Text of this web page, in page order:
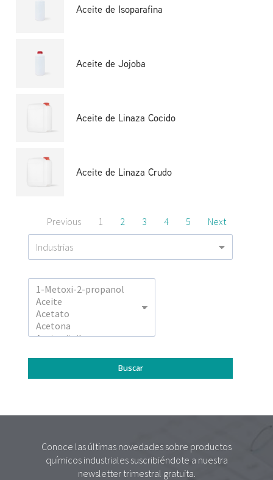
Aceite de Isoparafina
Aceite de Jojoba
Aceite de Linaza Cocido
Aceite de Linaza Crudo
Previous 1 2 3 4 5 Next
Conoce las últimas novedades sobre productos
químicos industriales suscribiéndote a nuestra
newsletter trimestral gratuita.